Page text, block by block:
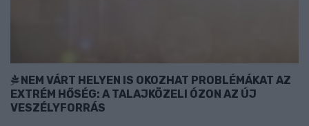
NEM VÁRT HELYEN IS OKOZHAT PROBLÉMÁKAT AZ
EXTRÉM HŐSÉG: A TALAJKÖZELI ÓZON AZ ÚJ
VESZÉLYFORRÁS